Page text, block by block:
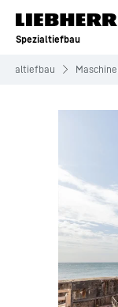
Zum Inhalt
Spezialtiefbau